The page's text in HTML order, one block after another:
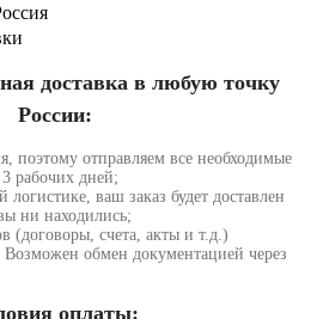
доставка в любую точку
России:
поэтому отправляем все необходимые
рабочих дней;
логистике, ваш заказ будет доставлен
ни находились;
(договоры, счета, акты и т.д.)
Возможен обмен документацией через
оплаты: